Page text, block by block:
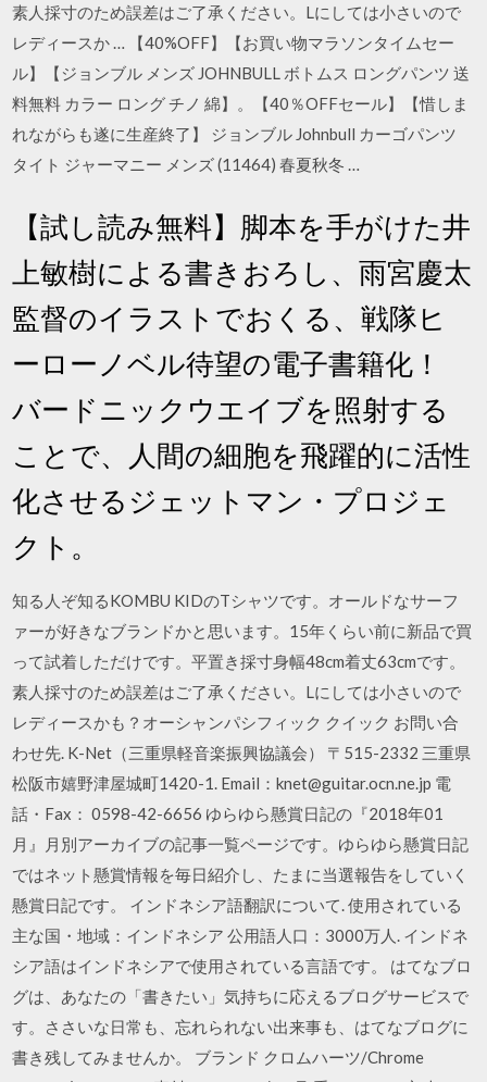
素人採寸のため誤差はご了承ください。Lにしては小さいので
レディースか … 【40%OFF】【お買い物マラソンタイムセー
ル】【ジョンブル メンズ JOHNBULL ボトムス ロングパンツ 送
料無料 カラー ロング チノ 綿】。【40％OFFセール】【惜しま
れながらも遂に生産終了】 ジョンブル Johnbull カーゴパンツ
タイト ジャーマニー メンズ (11464) 春夏秋冬 …
【試し読み無料】脚本を手がけた井
上敏樹による書きおろし、雨宮慶太
監督のイラストでおくる、戦隊ヒ
ーローノベル待望の電子書籍化！
バードニックウエイブを照射する
ことで、人間の細胞を飛躍的に活性
化させるジェットマン・プロジェ
クト。
知る人ぞ知るKOMBU KIDのTシャツです。オールドなサーフ
ァーが好きなブランドかと思います。15年くらい前に新品で買
って試着しただけです。平置き採寸身幅48cm着丈63cmです。
素人採寸のため誤差はご了承ください。Lにしては小さいので
レディースかも？オーシャンパシフィック クイック お問い合
わせ先. K-Net（三重県軽音楽振興協議会） 〒515-2332 三重県
松阪市嬉野津屋城町1420-1. Email：knet@guitar.ocn.ne.jp 電
話・Fax： 0598-42-6656 ゆらゆら懸賞日記の『2018年01
月』月別アーカイブの記事一覧ページです。ゆらゆら懸賞日記
ではネット懸賞情報を毎日紹介し、たまに当選報告をしていく
懸賞日記です。 インドネシア語翻訳について. 使用されている
主な国・地域：インドネシア 公用語人口：3000万人. インドネ
シア語はインドネシアで使用されている言語です。 はてなブロ
グは、あなたの「書きたい」気持ちに応えるブログサービスで
す。ささいな日常も、忘れられない出来事も、はてなブログに
書き残してみませんか。 ブランド クロムハーツ/Chrome